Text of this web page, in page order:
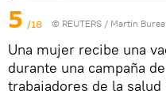
5 /18 © REUTERS / Martin
Una mujer recibe una
durante una campaña
trabajadores de la